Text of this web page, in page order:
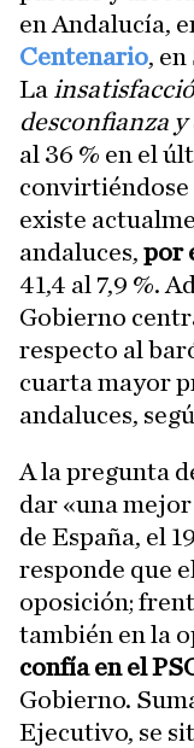
en Andalucía,
Centenario,
La
desconfianza
al 36 % en el
convirtiéndose
existe
andaluces, por
41,4 al 7,9 %.
Gobierno
respecto al
cuarta mayor
andaluces,
A la pregunta
dar «una
de España, el
responde que
oposición;
también en la
confía en el
Gobierno.
Ejecutivo, se